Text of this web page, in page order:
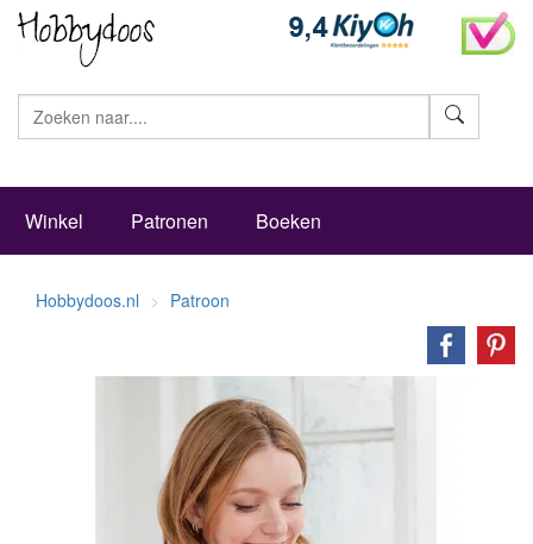
Winkel Patronen Boeken
Hobbydoos.nl Patroon